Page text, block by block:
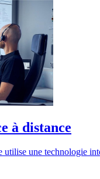
à distance
utilise une technologie